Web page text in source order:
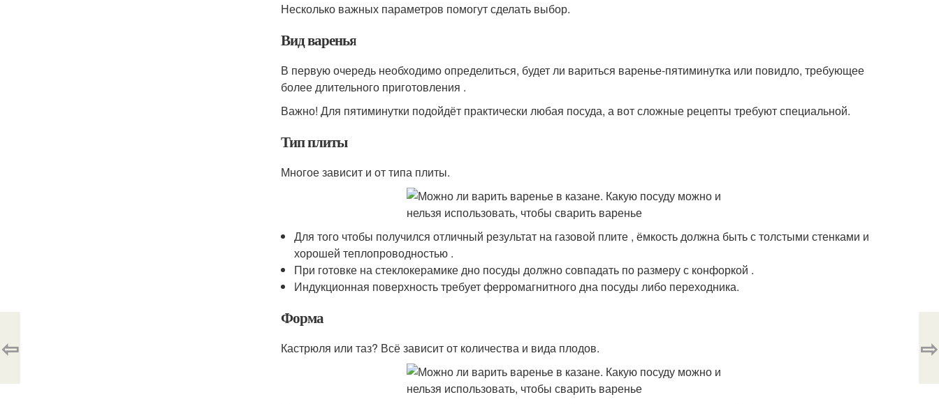
Несколько важных параметров помогут сделать выбор.
Вид варенья
В первую очередь необходимо определиться, будет ли вариться варенье-пятиминутка или повидло, требующее
более длительного приготовления .
Важно! Для пятиминутки подойдёт практически любая посуда, а вот сложные рецепты требуют специальной.
Тип плиты
Многое зависит и от типа плиты.
Для того чтобы получился отличный результат на газовой плите , ёмкость должна быть с толстыми стенками и
хорошей теплопроводностью .
При готовке на стеклокерамике дно посуды должно совпадать по размеру с конфоркой .
Индукционная поверхность требует ферромагнитного дна посуды либо переходника.
Форма
Кастрюля или таз? Всё зависит от количества и вида плодов.
⇦ ⇨